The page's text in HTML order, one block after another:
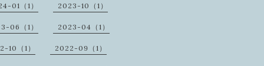
01（1） 2023-10（1）
06（1） 2023-04（1）
10（1） 2022-09（1）